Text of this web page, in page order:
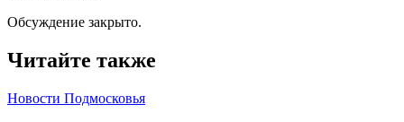
Обсуждение закрыто.
Читайте также
Новости Подмосковья